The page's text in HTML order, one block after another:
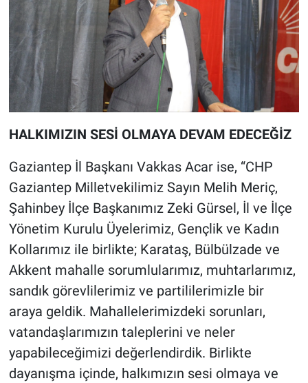
HALKIMIZIN SESİ OLMAYA DEVAM EDECEĞİZ
Gaziantep İl Başkanı Vakkas Acar ise, “CHP
Gaziantep Milletvekilimiz Sayın Melih Meriç,
Şahinbey İlçe Başkanımız Zeki Gürsel, İl ve İlçe
Yönetim Kurulu Üyelerimiz, Gençlik ve Kadın
Kollarımız ile birlikte; Karataş, Bülbülzade ve
Akkent mahalle sorumlularımız, muhtarlarımız,
sandık görevlilerimiz ve partililerimizle bir
araya geldik. Mahallelerimizdeki sorunları,
vatandaşlarımızın taleplerini ve neler
yapabileceğimizi değerlendirdik. Birlikte
dayanışma içinde, halkımızın sesi olmaya ve